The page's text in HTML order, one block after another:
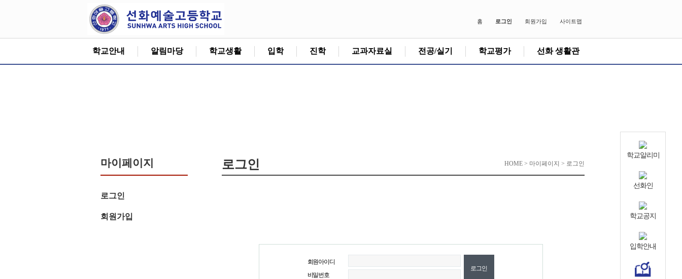
홈 로그인 회원가입 사이트맵
학교안내 알림마당 학교생활 입학 진학 교과자료실 전공/실기 학교평가 선화 생활관
마이페이지
로그인
회원가입
로그인 HOME > 마이페이지 > 로그인
회원아이디
비밀번호
학교알리미
선화인
학교공지
입학안내